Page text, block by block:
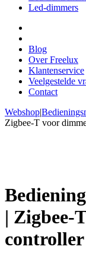
Led-dimmers
Blog
Over Freelux
Klantenservice
Veelgestelde
Contact
Webshop|
Zigbee-T voor
| Zigbee-
controller